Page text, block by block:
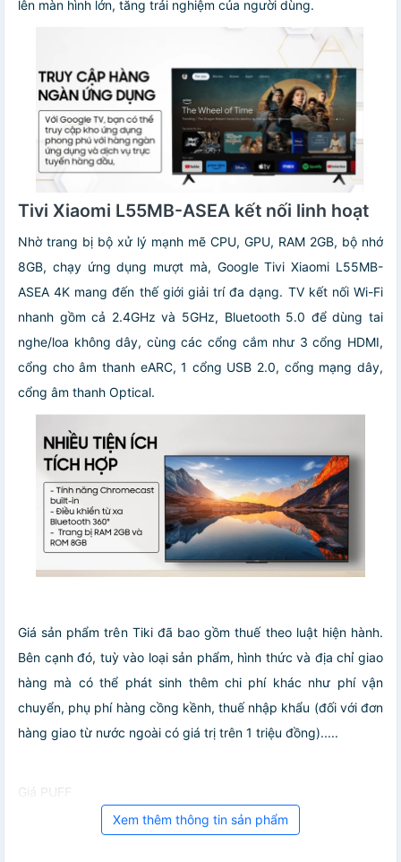
lên màn hình lớn, tăng trải nghiệm của người dùng.
Tivi Xiaomi L55MB-ASEA kết nối linh hoạt
Nhờ trang bị bộ xử lý mạnh mẽ CPU, GPU, RAM 2GB, bộ nhớ
8GB, chạy ứng dụng mượt mà, Google Tivi Xiaomi L55MB-
ASEA 4K mang đến thế giới giải trí đa dạng. TV kết nối Wi-Fi
nhanh gồm cả 2.4GHz và 5GHz, Bluetooth 5.0 để dùng tai
nghe/loa không dây, cùng các cổng cắm như 3 cổng HDMI,
cổng cho âm thanh eARC, 1 cổng USB 2.0, cổng mạng dây,
cổng âm thanh Optical.
Giá sản phẩm trên Tiki đã bao gồm thuế theo luật hiện hành.
Bên cạnh đó, tuỳ vào loại sản phẩm, hình thức và địa chỉ giao
hàng mà có thể phát sinh thêm chi phí khác như phí vận
chuyển, phụ phí hàng cồng kềnh, thuế nhập khẩu (đối với đơn
hàng giao từ nước ngoài có giá trị trên 1 triệu đồng).....
Giá PUFF
Xem thêm thông tin sản phẩm